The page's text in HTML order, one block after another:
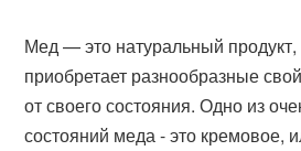
Мед — это натуральный продукт,
приобретает разнообразные
от своего состояния. Одно из
состояний меда - это кремовое,